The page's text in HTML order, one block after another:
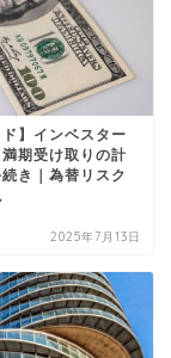
ド】インベスター
期受け取りの計
き｜為替リスク
2025年7月13日